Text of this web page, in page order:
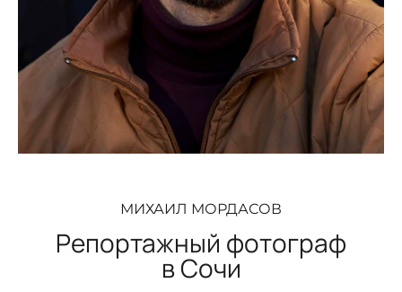
МИХАИЛ МОРДАСОВ
Репортажный фотограф
в Сочи